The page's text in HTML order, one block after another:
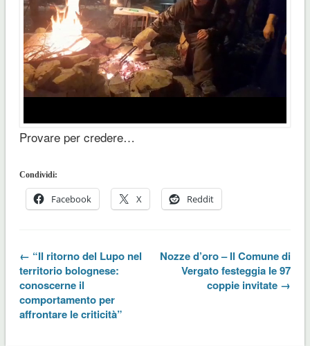
Provare per credere…
Condividi:
Facebook X Reddit
← “Il ritorno del Lupo nel
territorio bolognese:
conoscerne il
comportamento per
affrontare le criticità”
Nozze d’oro – Il Comune di
Vergato festeggia le 97
coppie invitate →